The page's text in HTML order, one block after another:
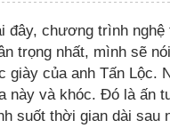
đây, chương trình nghệ
trọng nhất, mình sẽ
giày của anh Tấn Lộc.
này và khóc. Đó là ấn
suốt thời gian dài sau